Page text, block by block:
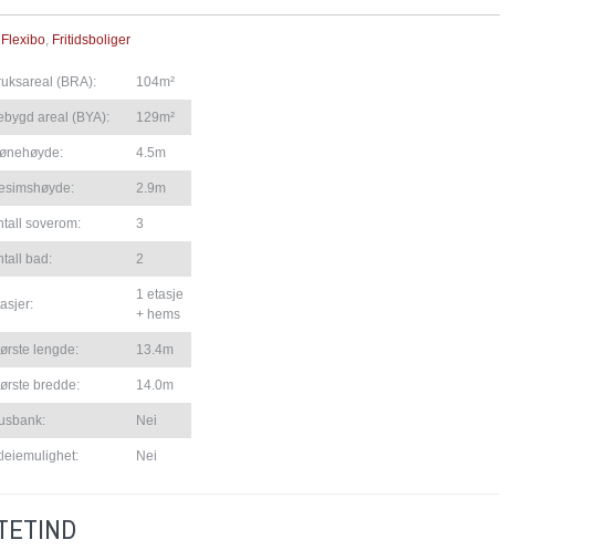
Flexibo, Fritidsboliger
(BRA): 104m²
areal (BYA): 129m²
4.5m
2.9m
soverom: 3
bad: 2
1 etasje
+ hems
lengde: 13.4m
bredde: 14.0m
Nei
Nei